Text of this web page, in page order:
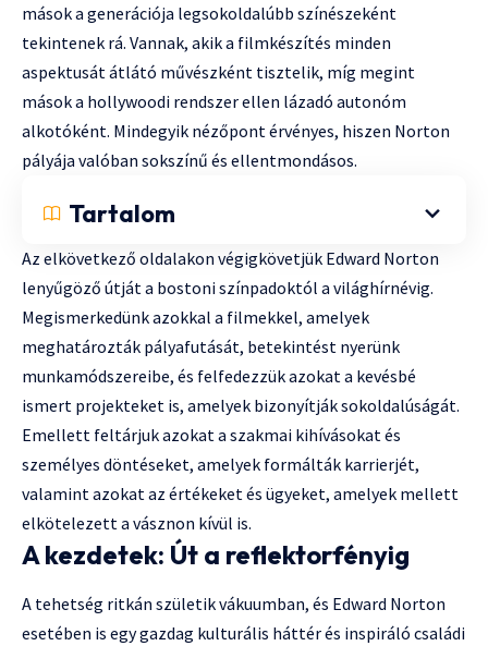
mások a generációja legsokoldalúbb színészeként
tekintenek rá. Vannak, akik a filmkészítés minden
aspektusát átlátó művészként tisztelik, míg megint
mások a hollywoodi rendszer ellen lázadó autonóm
alkotóként. Mindegyik nézőpont érvényes, hiszen Norton
pályája valóban sokszínű és ellentmondásos.
Tartalom
Az elkövetkező oldalakon végigkövetjük Edward Norton
lenyűgöző útját a bostoni színpadoktól a világhírnévig.
Megismerkedünk azokkal a filmekkel, amelyek
meghatározták pályafutását, betekintést nyerünk
munkamódszereibe, és felfedezzük azokat a kevésbé
ismert projekteket is, amelyek bizonyítják sokoldalúságát.
Emellett feltárjuk azokat a szakmai kihívásokat és
személyes döntéseket, amelyek formálták karrierjét,
valamint azokat az értékeket és ügyeket, amelyek mellett
elkötelezett a vásznon kívül is.
A kezdetek: Út a reflektorfényig
A tehetség ritkán születik vákuumban, és Edward Norton
esetében is egy gazdag kulturális háttér és inspiráló családi